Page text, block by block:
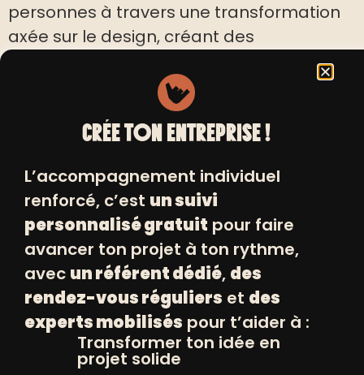
personnes à travers une transformation
axée sur le design, créant des
INSCRIVEZ VOUS
À NOS NEWSLETTERS
+
CRÉE TON ENTREPRISE !
L’accompagnement individuel
renforcé, c’est un suivi
personnalisé gratuit pour faire
avancer ton projet à ton rythme,
avec un référent dédié, des
rendez-vous réguliers et des
experts mobilisés pour t’aider à :
Transformer ton idée en
projet solide